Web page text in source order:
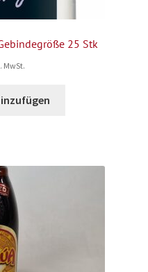
25 Stk
MwSt.